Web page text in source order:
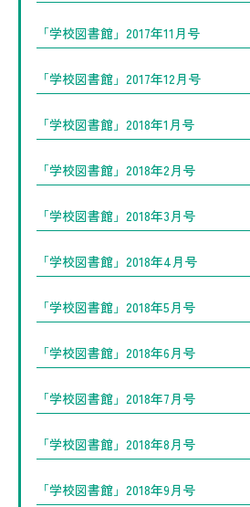
「学校図書館」2017年11月号
「学校図書館」2017年12月号
「学校図書館」2018年1月号
「学校図書館」2018年2月号
「学校図書館」2018年3月号
「学校図書館」2018年4月号
「学校図書館」2018年5月号
「学校図書館」2018年6月号
「学校図書館」2018年7月号
「学校図書館」2018年8月号
「学校図書館」2018年9月号